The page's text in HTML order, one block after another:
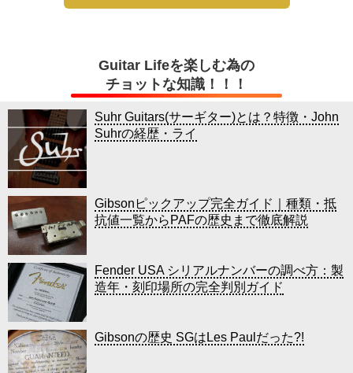
Guitar Lifeを楽しむ為の
チョットな知識！！！
Suhr Guitars(サーギター)とは？特徴・John
Suhrの経歴・ライ
Gibsonピックアップ完全ガイド｜種類・抵
抗値一覧からPAFの歴史まで徹底解説
Fender USA シリアルナンバーの調べ方：製
造年・刻印場所の完全判別ガイド
Gibsonの歴史 SGはLes Paulだった?!